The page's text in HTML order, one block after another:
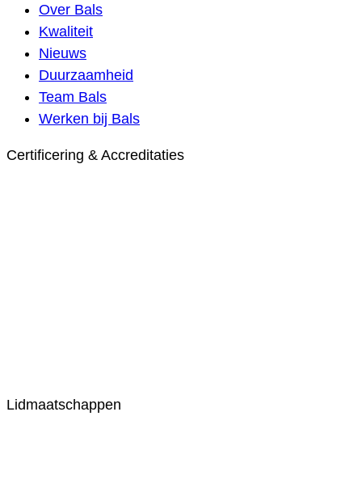
Over Bals
Kwaliteit
Nieuws
Duurzaamheid
Team Bals
Werken bij Bals
Certificering & Accreditaties
Lidmaatschappen